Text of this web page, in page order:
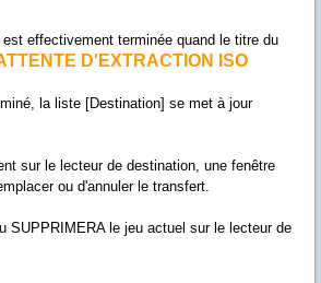
effectivement terminée quand le titre du
D'EXTRACTION ISO
la liste [Destination] se met à jour
sur le lecteur de destination, une fenêtre
ou d'annuler le transfert.
SUPPRIMERA le jeu actuel sur le lecteur de